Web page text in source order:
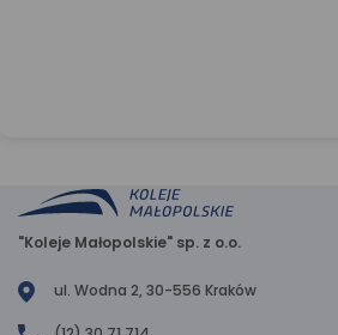
"Koleje Małopolskie" sp. z o.o.
ul. Wodna 2, 30-556 Kraków